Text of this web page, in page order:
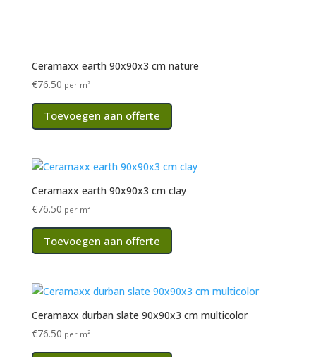
Ceramaxx earth 90x90x3 cm nature
€76.50 per m²
Toevoegen aan offerte
Ceramaxx earth 90x90x3 cm clay
€76.50 per m²
Toevoegen aan offerte
Ceramaxx durban slate 90x90x3 cm multicolor
€76.50 per m²